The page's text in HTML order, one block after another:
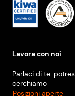
Lavora con noi
Parlaci di te:
cerchiamo
Posizioni aperte